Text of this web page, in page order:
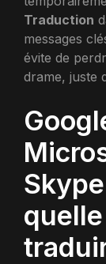
Traduction
messages
évite de
drame, juste